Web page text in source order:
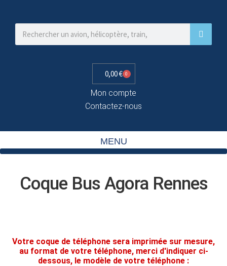
0,00€ 0
Mon compte
Contactez-nous
MENU
Coque Bus Agora Rennes
Votre coque de téléphone sera imprimée sur mesure,
au format de votre téléphone, merci d'indiquer ci-
dessous, le modèle de votre téléphone :